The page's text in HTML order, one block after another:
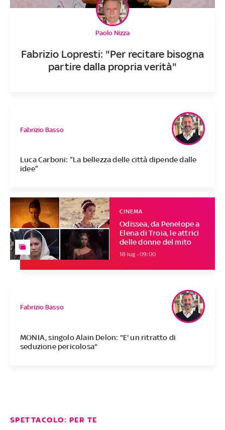
Fabrizio Lopresti: "Per recitare bisogna
partire dalla propria verità"
Paolo Nizza
Luca Carboni: “La bellezza delle città dipende dalle
idee”
Fabrizio Basso
Odissea, da Penelope a
Elena di Troia, le attrici
delle donne del mito
CINEMA
18 lug - 09:00
MONIA, singolo Alain Delon: "E' un ritratto di
seduzione pericolosa"
Fabrizio Basso
SPETTACOLO: PER TE